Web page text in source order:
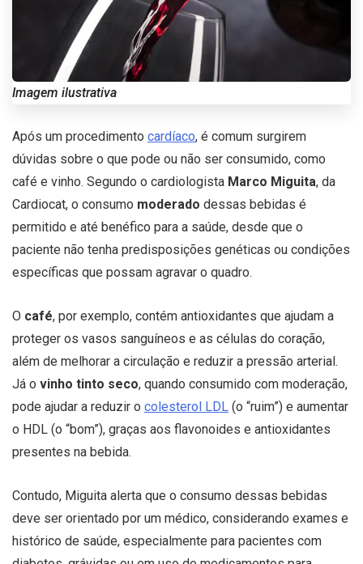
Imagem ilustrativa
Após um procedimento cardíaco, é comum surgirem
dúvidas sobre o que pode ou não ser consumido, como
café e vinho. Segundo o cardiologista Marco Miguita, da
Cardiocat, o consumo moderado dessas bebidas é
permitido e até benéfico para a saúde, desde que o
paciente não tenha predisposições genéticas ou condições
específicas que possam agravar o quadro.
O café, por exemplo, contém antioxidantes que ajudam a
proteger os vasos sanguíneos e as células do coração,
além de melhorar a circulação e reduzir a pressão arterial.
Já o vinho tinto seco, quando consumido com moderação,
pode ajudar a reduzir o colesterol LDL (o “ruim”) e aumentar
o HDL (o “bom”), graças aos flavonoides e antioxidantes
presentes na bebida.
Contudo, Miguita alerta que o consumo dessas bebidas
deve ser orientado por um médico, considerando exames e
histórico de saúde, especialmente para pacientes com